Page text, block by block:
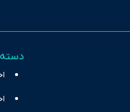
چالش‌های فقر و
اقتصاد را با